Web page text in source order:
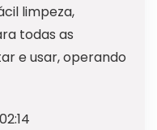
limpeza,
todas as
e usar, operando